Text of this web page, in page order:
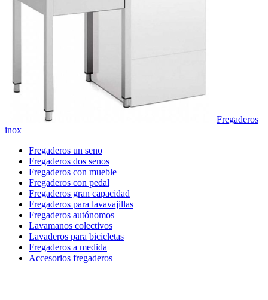
Fregaderos
inox
Fregaderos un seno
Fregaderos dos senos
Fregaderos con mueble
Fregaderos con pedal
Fregaderos gran capacidad
Fregaderos para lavavajillas
Fregaderos autónomos
Lavamanos colectivos
Lavaderos para bicicletas
Fregaderos a medida
Accesorios fregaderos